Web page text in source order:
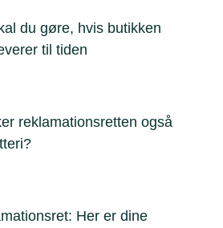
du gøre, hvis butikken
til tiden
reklamationsretten også
Her er dine